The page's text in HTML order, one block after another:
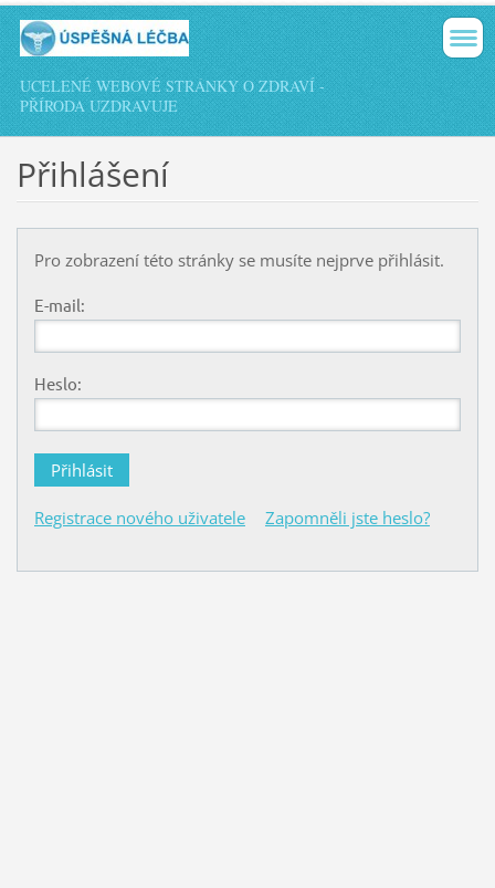
UCELENÉ WEBOVÉ STRÁNKY O ZDRAVÍ -
PŘÍRODA UZDRAVUJE
Přihlášení
Pro zobrazení této stránky se musíte nejprve přihlásit.
E-mail:
Heslo:
Registrace nového uživatele Zapomněli jste heslo?